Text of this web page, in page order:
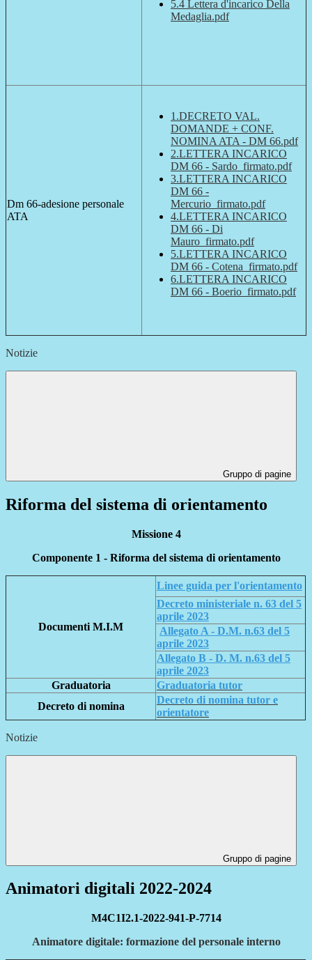
5.4 Lettera d'incarico Della
Medaglia.pdf
Dm 66-adesione personale
ATA
1.DECRETO VAL.
DOMANDE + CONF.
NOMINA ATA - DM 66.pdf
2.LETTERA INCARICO
DM 66 - Sardo_firmato.pdf
3.LETTERA INCARICO
DM 66 -
Mercurio_firmato.pdf
4.LETTERA INCARICO
DM 66 - Di
Mauro_firmato.pdf
5.LETTERA INCARICO
DM 66 - Cotena_firmato.pdf
6.LETTERA INCARICO
DM 66 - Boerio_firmato.pdf
Notizie
Gruppo di pagine
Riforma del sistema di orientamento
Missione 4
Componente 1 - Riforma del sistema di orientamento
Documenti M.I.M
Linee guida per l'orientamento
Decreto ministeriale n. 63 del 5
aprile 2023
Allegato A - D.M. n.63 del 5
aprile 2023
Allegato B - D. M. n.63 del 5
aprile 2023
Graduatoria
Graduatoria tutor
Decreto di nomina
Decreto di nomina tutor e
orientatore
Notizie
Gruppo di pagine
Animatori digitali 2022-2024
M4C1I2.1-2022-941-P-7714
Animatore digitale: formazione del personale interno